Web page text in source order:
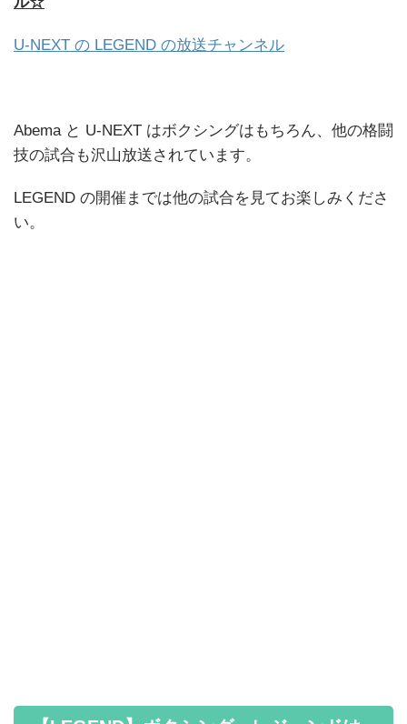
U-NEXT の LEGEND の放送チャンネル
Abema と U-NEXT はボクシングはもちろん、他の格闘
技の試合も沢山放送されています。
LEGEND の開催までは他の試合を見てお楽しみくださ
い。